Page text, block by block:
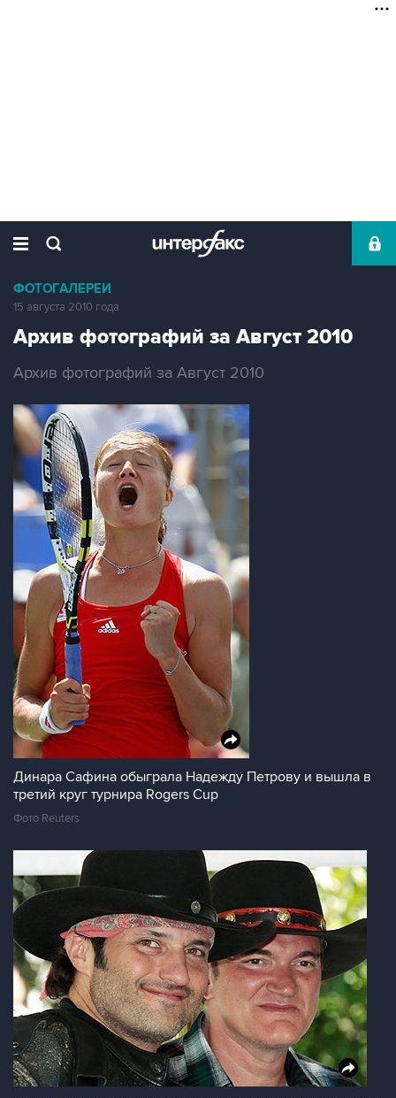
ФОТОГАЛЕРЕИ
15 августа 2010 года
Архив фотографий за Август 2010
Архив фотографий за Август 2010
Динара Сафина обыграла Надежду Петрову и вышла в
третий круг турнира Rogers Cup
Фото Reuters